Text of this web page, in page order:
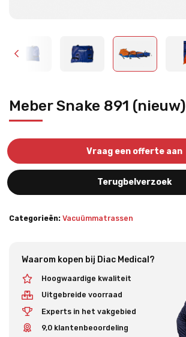
Meber Snake 891 (nieuw)
Vraag een offerte aan
Terugbelverzoek
Categorieën: Vacuümmatrassen
Waarom kopen bij Diac Medical?
Hoogwaardige kwaliteit
Uitgebreide voorraad
Experts in het vakgebied
9,0 klantenbeoordeling